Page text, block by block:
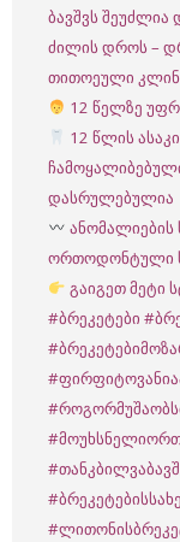
ბავშვს შეუძლია
ძილის დროს –
თითოეული
12 წელზე
12 წლის
დასრულებულია
ანომალიების
ორთოდონტული
გაიგეთ მეტი
#ბრეკეტები